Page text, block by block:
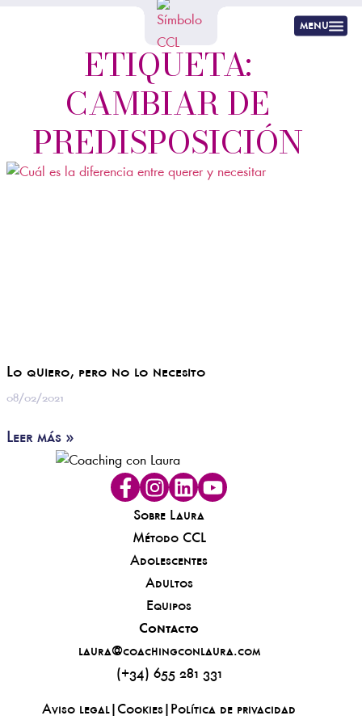
menu
ETIQUETA:
CAMBIAR DE
PREDISPOSICIÓN
Lo quiero, pero no lo necesito
08/02/2021
Leer más »
Sobre Laura
Método CCL
Adolescentes
Adultos
Equipos
Contacto
laura@coachingconlaura.com
(+34) 655 281 331
Aviso legal |Cookies Política de privacidad